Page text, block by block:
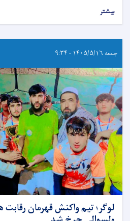
بیشتر
جمعه ۱۴۰۵/۵/۱۶ - ۹:۳۴
لوگر؛ تیم واکنش قهرمان